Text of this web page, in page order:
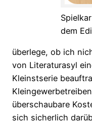
dem
überlege, ob ich
von Literaturasyl
Kleinstserie
überschaubare
sich sicherlich